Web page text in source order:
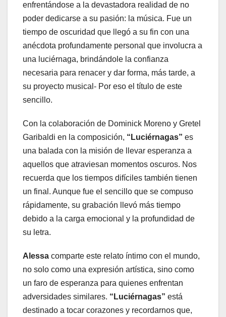
enfrentándose a la devastadora realidad de no
poder dedicarse a su pasión: la música. Fue un
tiempo de oscuridad que llegó a su fin con una
anécdota profundamente personal que involucra a
una luciérnaga, brindándole la confianza
necesaria para renacer y dar forma, más tarde, a
su proyecto musical- Por eso el título de este
sencillo.
Con la colaboración de Dominick Moreno y Gretel
Garibaldi en la composición, “Luciérnagas” es
una balada con la misión de llevar esperanza a
aquellos que atraviesan momentos oscuros. Nos
recuerda que los tiempos difíciles también tienen
un final. Aunque fue el sencillo que se compuso
rápidamente, su grabación llevó más tiempo
debido a la carga emocional y la profundidad de
su letra.
Alessa comparte este relato íntimo con el mundo,
no solo como una expresión artística, sino como
un faro de esperanza para quienes enfrentan
adversidades similares. “Luciérnagas” está
destinado a tocar corazones y recordarnos que,